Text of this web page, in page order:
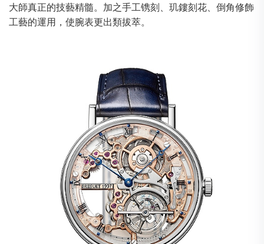
大師真正的技藝精髓。加之手工镌刻、玑鏤刻花、倒角修飾
工藝的運用，使腕表更出類拔萃。